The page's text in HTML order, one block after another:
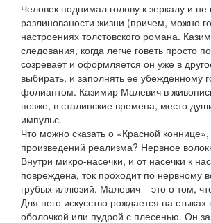
Человек поднимал голову к зеркалу и
разлинованости жизни (причем, можно
настроениях толстовского романа.
следования, когда легче говеть просто
созревает и оформляется он уже в
выбирать, и заполнять ее убежденному
фолиантом. Казимир Малевич в
позже, в сталинские времена, место
импульс.
Что можно сказать о «Красной
произведений реализма? Нервное
Внутри микро-насечки, и от насечки к
повреждена, ток проходит по нервному
грубых иллюзий. Малевич – это о том,
Для него искусство рождается на
оболочкой или пудрой с плесенью. Он